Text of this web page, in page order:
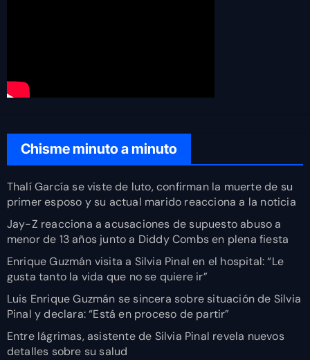
Chisme minuto a minuto
Thalí García se viste de luto, confirman la muerte de su
primer esposo y su actual marido reacciona a la noticia
Jay-Z reacciona a acusaciones de supuesto abuso a
menor de 13 años junto a Diddy Combs en plena fiesta
Enrique Guzmán visita a Silvia Pinal en el hospital: “Le
gusta tanto la vida que no se quiere ir”
Luis Enrique Guzmán se sincera sobre situación de Silvia
Pinal y declara: “Está en proceso de partir”
Entre lágrimas, asistente de Silvia Pinal revela nuevos
detalles sobre su salud